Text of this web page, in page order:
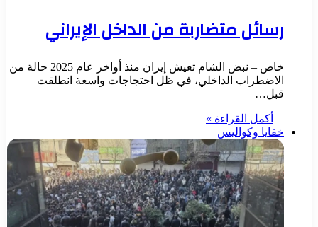
رسائل متضاربة من الداخل الإيراني
خاص – نبض الشام تعيش إيران منذ أواخر عام 2025 حالة من
الاضطراب الداخلي، في ظل احتجاجات واسعة انطلقت
قبل…
أكمل القراءة »
خفايا وكواليس